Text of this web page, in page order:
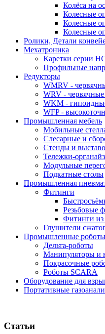
Колёса на
Колесные
Колесные
Колесные
Ролики, Детали
Мехатроника
Каретки серии
Профильные
Редукторы
WMRV -
WRV -
WKM -
WFP -
Промышленная мебель
Мобильные
Слесарные и
Стенды и
Тележки-
Модульные
Подкатные столы
Промышленная
Фитинги
Резьбовые
Фитинги из
Глушители
Промышленные роботы
Дельта-роботы
Манипуляторы и
Покрасочные
Роботы SCARA
Оборудование для
Портативные
Статьи